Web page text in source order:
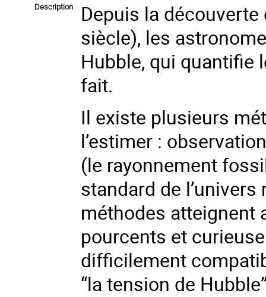
Description
Depuis la découverte
siècle), les
Hubble, qui quantifie
fait.
Il existe plusieurs
l’estimer :
(le rayonnement
standard de
méthodes atteignent
pourcents et
difficilement
“la tension de